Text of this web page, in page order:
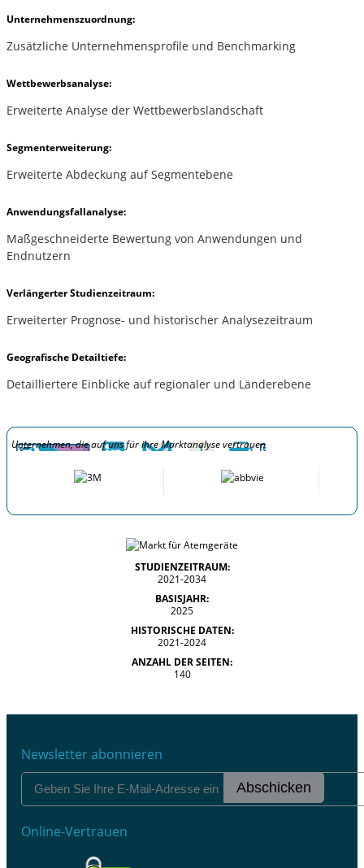
Unternehmenszuordnung:
Zusätzliche Unternehmensprofile und Benchmarking
Wettbewerbsanalyse:
Erweiterte Analyse der Wettbewerbslandschaft
Segmenterweiterung:
Erweiterte Abdeckung auf Segmentebene
Anwendungsfallanalyse:
Maßgeschneiderte Bewertung von Anwendungen und
Endnutzern
Verlängerter Studienzeitraum:
Erweiterter Prognose- und historischer Analysezeitraum
Geografische Detailtiefe:
Detailliertere Einblicke auf regionaler und Länderebene
Unternehmen, die auf uns für ihre Marktanalyse vertrauen
STUDIENZEITRAUM:
2021-2034
BASISJAHR:
2025
HISTORISCHE DATEN:
2021-2024
ANZAHL DER SEITEN:
140
Newsletter abonnieren
Abschicken
Online-Vertrauen